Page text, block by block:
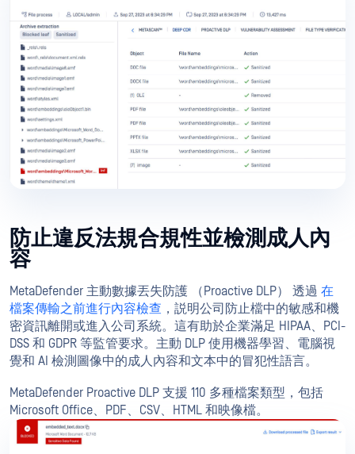
防止違反法規合規性並檢測成人內
容
MetaDefender 主動數據丟失防護 （Proactive DLP） 透過 在
檔案傳輸之前進行內容檢查 ，説明公司防止檔中的敏感和機
密資訊離開或進入公司系統。這有助於企業滿足 HIPAA、PCI-
DSS 和 GDPR 等監管要求。主動 DLP 使用機器學習、電腦視
覺和 AI 檢測圖像中的成人內容和文本中的冒犯性語言。
MetaDefender Proactive DLP 支援 110 多種檔案類型，包括
Microsoft Office、PDF、CSV、HTML 和映像檔。